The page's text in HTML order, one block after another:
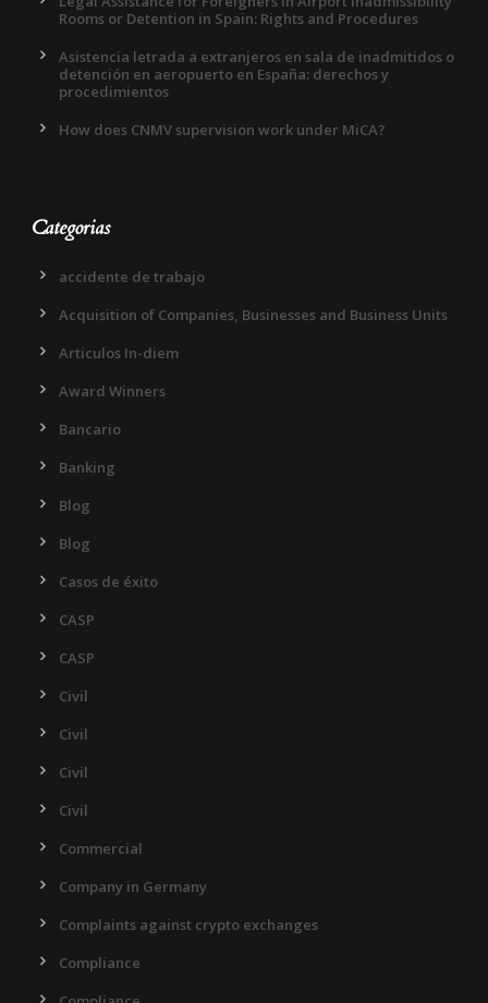
Rooms or Detention in Spain: Rights and Procedures
Asistencia letrada a extranjeros en sala de inadmitidos o
detención en aeropuerto en España: derechos y
procedimientos
How does CNMV supervision work under MiCA?
Categorias
accidente de trabajo
Acquisition of Companies, Businesses and Business Units
Articulos In-diem
Award Winners
Bancario
Banking
Blog
Blog
Casos de éxito
CASP
CASP
Civil
Civil
Civil
Civil
Commercial
Company in Germany
Complaints against crypto exchanges
Compliance